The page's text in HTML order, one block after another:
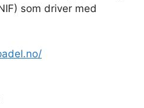
som driver med